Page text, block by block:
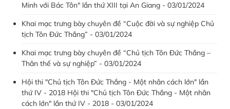
Minh với Bác Tôn" lần thứ XIII tại An Giang - 03/01/2024
Khai mạc trưng bày chuyên đề “Cuộc đời và sự nghiệp Chủ
tịch Tôn Đức Thắng” - 03/01/2024
Khai mạc trưng bày chuyên đề “Chủ tịch Tôn Đức Thắng –
Thân thế và sự nghiệp” - 03/01/2024
Hội thi "Chủ tịch Tôn Đức Thắng - Một nhân cách lớn" lần
thứ IV - 2018 Hội thi "Chủ tịch Tôn Đức Thắng - Một nhân
cách lớn" lần thứ IV - 2018 - 03/01/2024